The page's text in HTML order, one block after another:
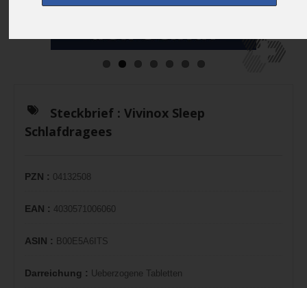
Steckbrief : Vivinox Sleep
Schlafdragees
PZN : 04132508
EAN : 4030571006060
ASIN : B00E5A6ITS
Darreichung : Ueberzogene Tabletten